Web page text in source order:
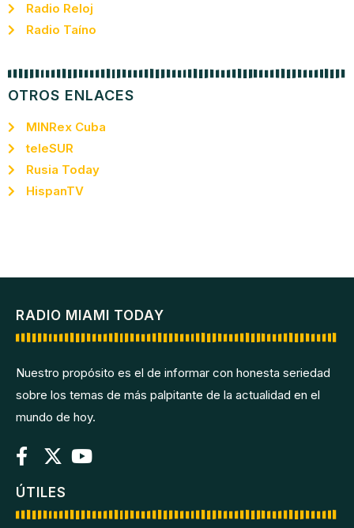
Radio Reloj
Radio Taíno
OTROS ENLACES
MINRex Cuba
teleSUR
Rusia Today
HispanTV
RADIO MIAMI TODAY
Nuestro propósito es el de informar con honesta seriedad
sobre los temas de más palpitante de la actualidad en el
mundo de hoy.
ÚTILES